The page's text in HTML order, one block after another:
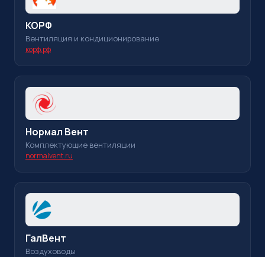
КОРФ
Вентиляция и кондиционирование
корф.рф
Нормал Вент
Комплектующие вентиляции
normalvent.ru
ГалВент
Воздуховоды